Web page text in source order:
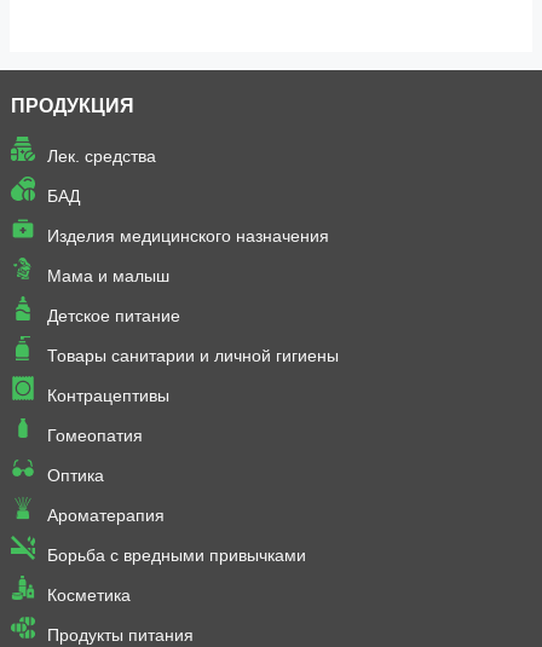
ПРОДУКЦИЯ
Лек. средства
БАД
Изделия медицинского назначения
Мама и малыш
Детское питание
Товары санитарии и личной гигиены
Контрацептивы
Гомеопатия
Оптика
Ароматерапия
Борьба с вредными привычками
Косметика
Продукты питания